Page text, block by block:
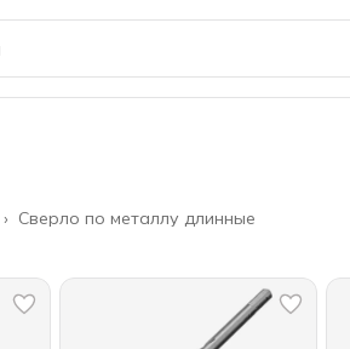
Сверло по металлу длинные
›